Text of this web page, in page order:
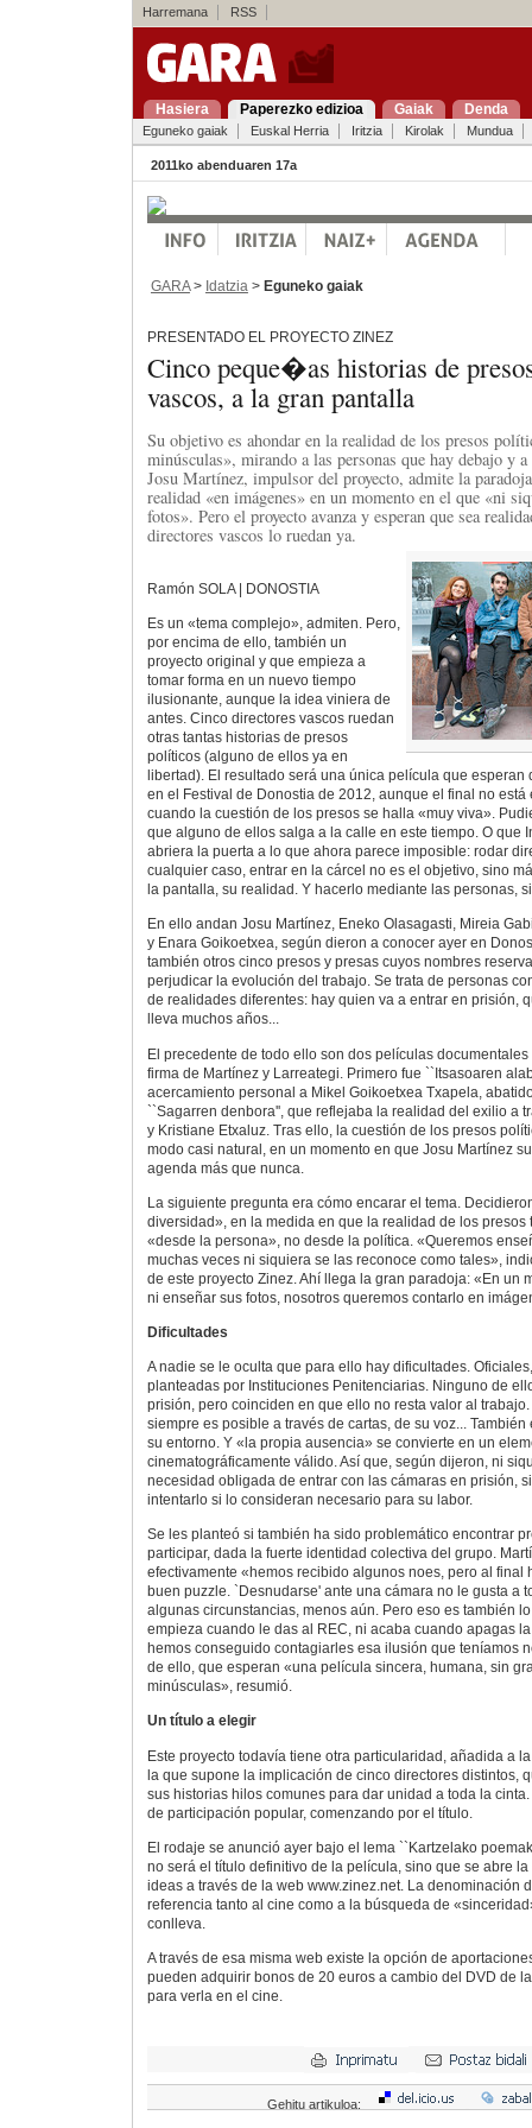
Harremana RSS
Hasiera Paperezko edizioa Gaiak Denda
Eguneko gaiak Euskal Herria Iritzia Kirolak Mundua
2011ko abenduaren 17a
GARA> Idatzia > Eguneko gaiak
PRESENTADO EL PROYECTO ZINEZ
Cinco peque�as historias de
vascos, a la gran pantalla
Su objetivo es ahondar en la realidad de los presos
minúsculas», mirando a las personas que hay debajo y
Josu Martínez, impulsor del proyecto, admite la
realidad «en imágenes» en un momento en el que «ni
fotos». Pero el proyecto avanza y esperan que sea
directores vascos lo ruedan ya.
Ramón SOLA | DONOSTIA
Es un «tema complejo», admiten. Pero,
por encima de ello, también un
proyecto original y que empieza a
tomar forma en un nuevo tiempo
ilusionante, aunque la idea viniera de
antes. Cinco directores vascos ruedan
otras tantas historias de presos
políticos (alguno de ellos ya en
libertad). El resultado será una única película que
en el Festival de Donostia de 2012, aunque el final no está
cuando la cuestión de los presos se halla «muy viva».
que alguno de ellos salga a la calle en este tiempo. O que
abriera la puerta a lo que ahora parece imposible: rodar
cualquier caso, entrar en la cárcel no es el objetivo, sino
la pantalla, su realidad. Y hacerlo mediante las personas,
En ello andan Josu Martínez, Eneko Olasagasti, Mireia
y Enara Goikoetxea, según dieron a conocer ayer en
también otros cinco presos y presas cuyos nombres
perjudicar la evolución del trabajo. Se trata de personas
de realidades diferentes: hay quien va a entrar en prisión,
lleva muchos años...
El precedente de todo ello son dos películas
firma de Martínez y Larreategi. Primero fue ``Itsasoaren
acercamiento personal a Mikel Goikoetxea Txapela,
``Sagarren denbora'', que reflejaba la realidad del exilio a
y Kristiane Etxaluz. Tras ello, la cuestión de los presos
modo casi natural, en un momento en que Josu Martínez
agenda más que nunca.
La siguiente pregunta era cómo encarar el tema.
diversidad», en la medida en que la realidad de los presos
«desde la persona», no desde la política. «Queremos
muchas veces ni siquiera se las reconoce como tales»,
de este proyecto Zinez. Ahí llega la gran paradoja: «En un
ni enseñar sus fotos, nosotros queremos contarlo en
Dificultades
A nadie se le oculta que para ello hay dificultades.
planteadas por Instituciones Penitenciarias. Ninguno de
prisión, pero coinciden en que ello no resta valor al
siempre es posible a través de cartas, de su voz...
su entorno. Y «la propia ausencia» se convierte en un
cinematográficamente válido. Así que, según dijeron, ni
necesidad obligada de entrar con las cámaras en prisión,
intentarlo si lo consideran necesario para su labor.
Se les planteó si también ha sido problemático encontrar
participar, dada la fuerte identidad colectiva del grupo.
efectivamente «hemos recibido algunos noes, pero al final
buen puzzle. `Desnudarse' ante una cámara no le gusta a
algunas circunstancias, menos aún. Pero eso es también
empieza cuando le das al REC, ni acaba cuando apagas
hemos conseguido contagiarles esa ilusión que teníamos
de ello, que esperan «una película sincera, humana, sin
minúsculas», resumió.
Un título a elegir
Este proyecto todavía tiene otra particularidad, añadida a
la que supone la implicación de cinco directores distintos,
sus historias hilos comunes para dar unidad a toda la
de participación popular, comenzando por el título.
El rodaje se anunció ayer bajo el lema ``Kartzelako
no será el título definitivo de la película, sino que se abre
ideas a través de la web www.zinez.net. La denominación
referencia tanto al cine como a la búsqueda de
conlleva.
A través de esa misma web existe la opción de
pueden adquirir bonos de 20 euros a cambio del DVD de
para verla en el cine.
Gehitu artikuloa: